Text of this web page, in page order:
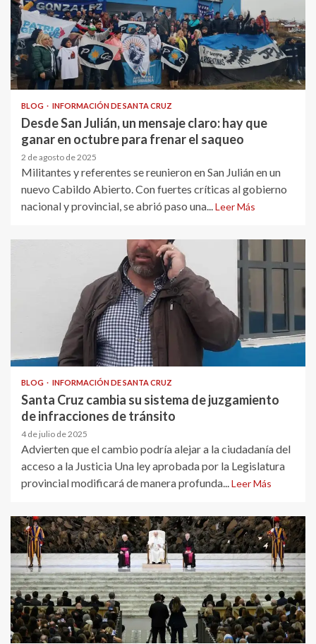
BLOG INFORMACIÓN DE SANTA CRUZ
Desde San Julián, un mensaje claro: hay que
ganar en octubre para frenar el saqueo
2 de agosto de 2025
Militantes y referentes se reunieron en San Julián en un
nuevo Cabildo Abierto. Con fuertes críticas al gobierno
nacional y provincial, se abrió paso una...Leer Más
BLOG INFORMACIÓN DE SANTA CRUZ
Santa Cruz cambia su sistema de juzgamiento
de infracciones de tránsito
4 de julio de 2025
Advierten que el cambio podría alejar a la ciudadanía del
acceso a la Justicia Una ley aprobada por la Legislatura
provincial modificará de manera profunda...Leer Más